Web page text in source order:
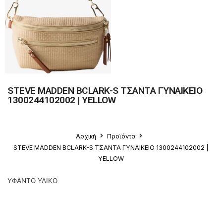
STEVE MADDEN BCLARK-S ΤΣΑΝΤΑ ΓΥΝΑΙΚΕΙΟ
1300244102002 | YELLOW
Αρχική
Προϊόντα
STEVE MADDEN BCLARK-S ΤΣΑΝΤΑ ΓΥΝΑΙΚΕΙΟ 1300244102002 |
YELLOW
ΥΦΑΝΤΟ ΥΛΙΚΟ